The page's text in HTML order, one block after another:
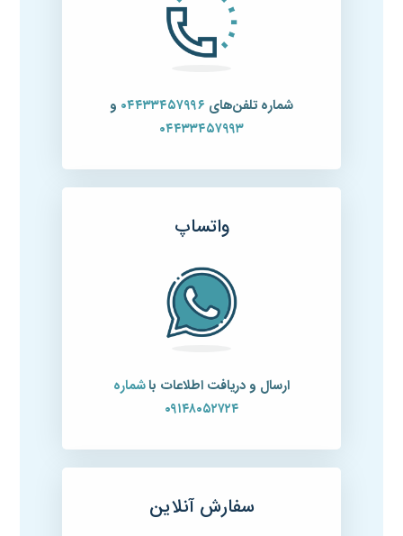
شماره تلفن‌های ۰۴۴۳۳۴۵۷۹۹۶ و
۰۴۴۳۳۴۵۷۹۹۳
واتساپ
ارسال و دریافت اطلاعات باشماره
۰۹۱۴۸۰۵۲۷۲۴
سفارش آنلاین